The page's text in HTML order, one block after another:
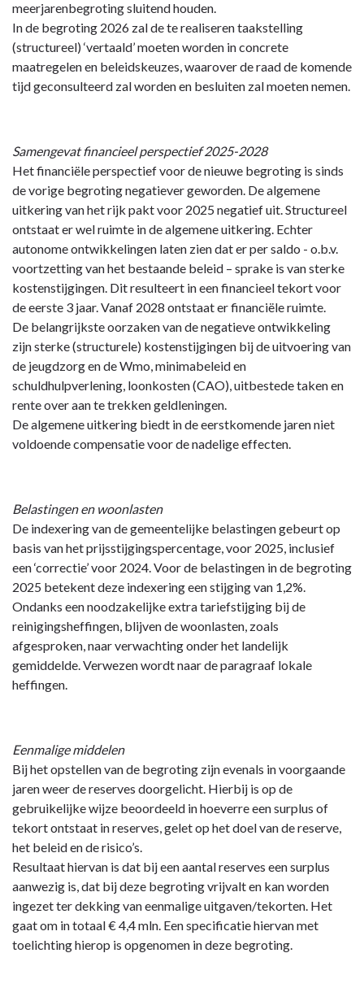
meerjarenbegroting sluitend houden.
In de begroting 2026 zal de te realiseren taakstelling
(structureel) ‘vertaald’ moeten worden in concrete
maatregelen en beleidskeuzes, waarover de raad de komende
tijd geconsulteerd zal worden en besluiten zal moeten nemen.
Samengevat financieel perspectief 2025-2028
Het financiële perspectief voor de nieuwe begroting is sinds
de vorige begroting negatiever geworden. De algemene
uitkering van het rijk pakt voor 2025 negatief uit. Structureel
ontstaat er wel ruimte in de algemene uitkering. Echter
autonome ontwikkelingen laten zien dat er per saldo - o.b.v.
voortzetting van het bestaande beleid – sprake is van sterke
kostenstijgingen. Dit resulteert in een financieel tekort voor
de eerste 3 jaar. Vanaf 2028 ontstaat er financiële ruimte.
De belangrijkste oorzaken van de negatieve ontwikkeling
zijn sterke (structurele) kostenstijgingen bij de uitvoering van
de jeugdzorg en de Wmo, minimabeleid en
schuldhulpverlening, loonkosten (CAO), uitbestede taken en
rente over aan te trekken geldleningen.
De algemene uitkering biedt in de eerstkomende jaren niet
voldoende compensatie voor de nadelige effecten.
Belastingen en woonlasten
De indexering van de gemeentelijke belastingen gebeurt op
basis van het prijsstijgingspercentage, voor 2025, inclusief
een ‘correctie’ voor 2024. Voor de belastingen in de begroting
2025 betekent deze indexering een stijging van 1,2%.
Ondanks een noodzakelijke extra tariefstijging bij de
reinigingsheffingen, blijven de woonlasten, zoals
afgesproken, naar verwachting onder het landelijk
gemiddelde. Verwezen wordt naar de paragraaf lokale
heffingen.
Eenmalige middelen
Bij het opstellen van de begroting zijn evenals in voorgaande
jaren weer de reserves doorgelicht. Hierbij is op de
gebruikelijke wijze beoordeeld in hoeverre een surplus of
tekort ontstaat in reserves, gelet op het doel van de reserve,
het beleid en de risico’s.
Resultaat hiervan is dat bij een aantal reserves een surplus
aanwezig is, dat bij deze begroting vrijvalt en kan worden
ingezet ter dekking van eenmalige uitgaven/tekorten. Het
gaat om in totaal € 4,4 mln. Een specificatie hiervan met
toelichting hierop is opgenomen in deze begroting.